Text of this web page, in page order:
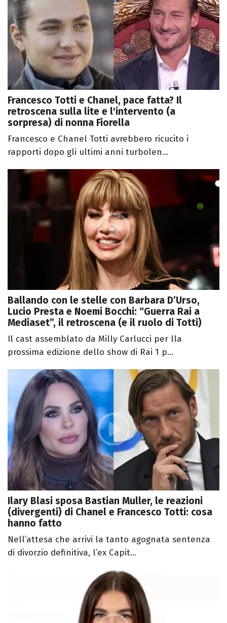
Francesco Totti e Chanel, pace fatta? Il
retroscena sulla lite e l'intervento (a
sorpresa) di nonna Fiorella
Francesco e Chanel Totti avrebbero ricucito i
rapporti dopo gli ultimi anni turbolen...
Ballando con le stelle con Barbara D’Urso,
Lucio Presta e Noemi Bocchi: “Guerra Rai a
Mediaset”, il retroscena (e il ruolo di Totti)
Il cast assemblato da Milly Carlucci per lla
prossima edizione dello show di Rai 1 p...
Ilary Blasi sposa Bastian Muller, le reazioni
(divergenti) di Chanel e Francesco Totti: cosa
hanno fatto
Nell’attesa che arrivi la tanto agognata sentenza
di divorzio definitiva, l’ex Capit...